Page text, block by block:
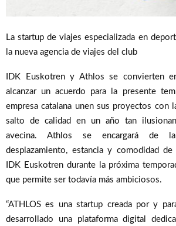
La startup de viajes especializada en
la nueva agencia de viajes del club
IDK Euskotren y Athlos se convierten
alcanzar un acuerdo para la presente
empresa catalana unen sus proyectos con
salto de calidad en un año tan
avecina. Athlos se encargará de la
desplazamiento, estancia y comodidad
IDK Euskotren durante la próxima
que permite ser todavía más ambiciosos.
“ATHLOS es una startup creada por y
desarrollado una plataforma digital